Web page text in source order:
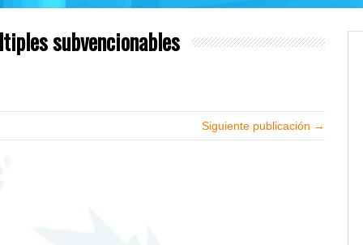
subvencionables
Siguiente publicación →